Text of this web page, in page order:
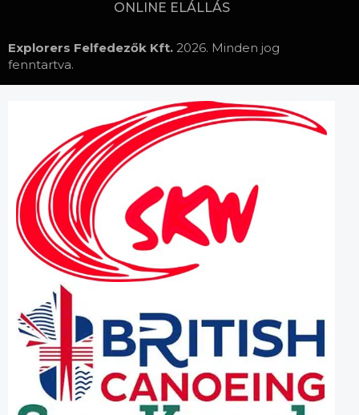
ONLINE ELÁLLÁS
Explorers Felfedezők Kft. 2026. Minden jog
fenntartva.